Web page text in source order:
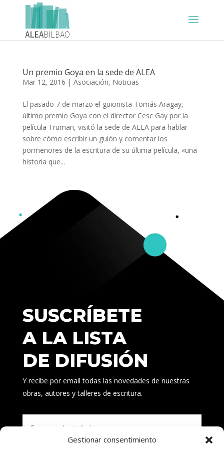
Gestionar consentimiento
Un premio Goya en la sede de ALEA
Mar 12, 2016 | Asociación, Noticias
El pasado 7 de marzo el guionista Tomás Aragay,
último premio Goya con el director Cesc Gay por la
película Truman, visitó la sede de ALEA para hablar
sobre cómo escribir un guión y comentar los
pormenores de la escritura de su última película, «una
historia que...
SUSCRÍBETE
A LA LISTA
DE DIFUSIÓN
Y recibe por email todas las novedades de nuestras
obras, autores y talleres de escritura.